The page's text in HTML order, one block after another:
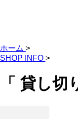
ホーム >
SHOP INFO >
「 貸し切